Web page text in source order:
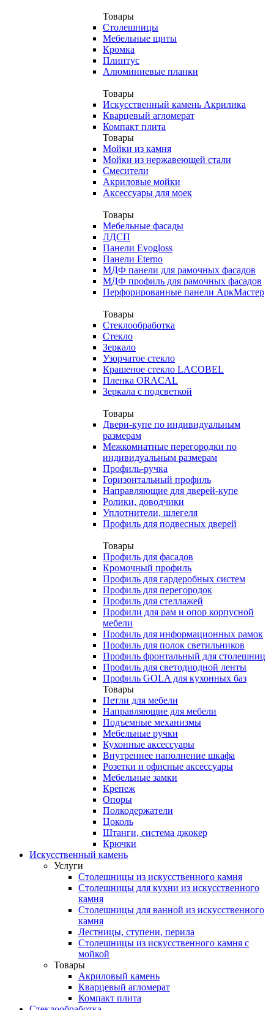
Товары
Столешницы
Мебельные щиты
Кромка
Плинтус
Алюминиевые планки
Товары
Искусственный камень Акрилика
Кварцевый агломерат
Компакт плита
Товары
Мойки из камня
Мойки из нержавеющей стали
Смесители
Акриловые мойки
Аксессуары для моек
Товары
Мебельные фасады
ЛДСП
Панели Evogloss
Панели Eterno
МДФ панели для рамочных фасадов
МДФ профиль для рамочных фасадов
Перфорированные панели АркМастер
Товары
Стеклообработка
Стекло
Зеркало
Узорчатое стекло
Крашеное стекло LACOBEL
Пленка ORACAL
Зеркала с подсветкой
Товары
Двери-купе по индивидуальным
размерам
Межкомнатные перегородки по
индивидуальным размерам
Профиль-ручка
Горизонтальный профиль
Направляющие для дверей-купе
Ролики, доводчики
Уплотнители, шлегеля
Профиль для подвесных дверей
Товары
Профиль для фасадов
Кромочный профиль
Профиль для гардеробных систем
Профиль для перегородок
Профиль для стеллажей
Профили для рам и опор корпусной
мебели
Профиль для информационных рамок
Профиль для полок светильников
Профиль фронтальный для столешниц
Профиль для светодиодной ленты
Профиль GOLA для кухонных баз
Товары
Петли для мебели
Направляющие для мебели
Подъемные механизмы
Мебельные ручки
Кухонные аксессуары
Внутреннее наполнение шкафа
Розетки и офисные аксессуары
Мебельные замки
Крепеж
Опоры
Полкодержатели
Цоколь
Штанги, система джокер
Крючки
Искусственный камень
Услуги
Столешницы из искусственного камня
Столешницы для кухни из искусственного
камня
Столешницы для ванной из искусственного
камня
Лестницы, ступени, перила
Столешницы из искусственного камня с
мойкой
Товары
Акриловый камень
Кварцевый агломерат
Компакт плита